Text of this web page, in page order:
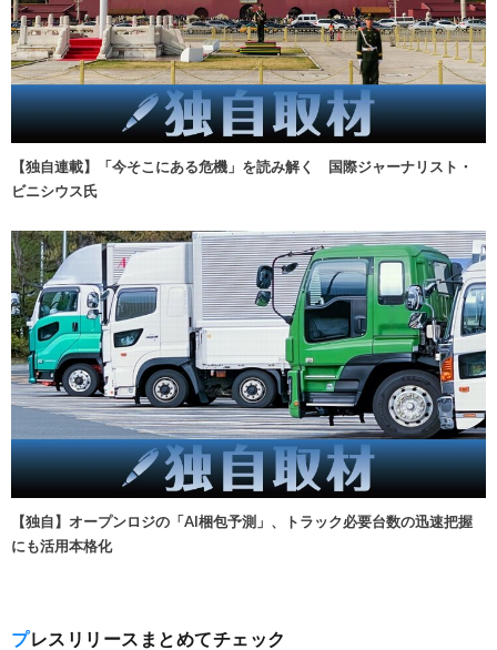
【独自連載】「今そこにある危機」を読み解く 国際ジャーナリスト・
ビニシウス氏
【独自】オープンロジの「AI梱包予測」、トラック必要台数の迅速把握
にも活用本格化
プレスリリースまとめてチェック